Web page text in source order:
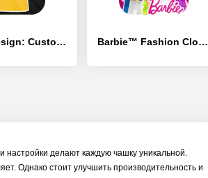
T-Shirt Design: Custom Tshirts - [Полная версия] Barbie™ Fashion Closet
делают каждую чашку уникальной.
Однако стоит улучшить производительность и